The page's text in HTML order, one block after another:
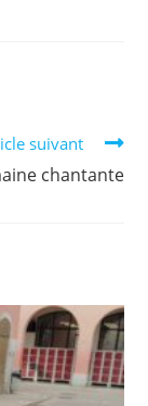
suivant
chantante